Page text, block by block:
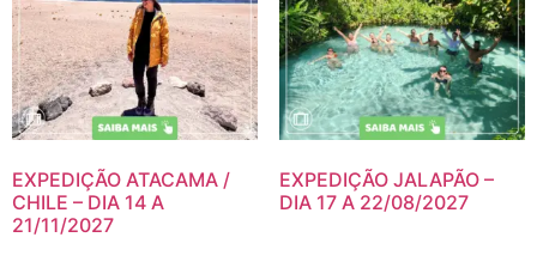
EXPEDIÇÃO ATACAMA /
CHILE – DIA 14 A
21/11/2027
EXPEDIÇÃO JALAPÃO –
DIA 17 A 22/08/2027